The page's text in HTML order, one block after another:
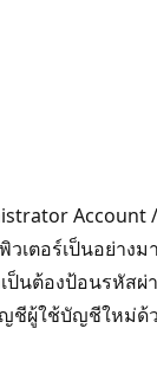
อร์เป็นอย่างม
นต้องป้อนรหัส
ชีผู้ใช้บัญชีใหม่ด้